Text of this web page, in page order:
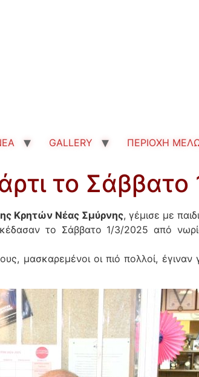
GALLERY ΠΕΡΙΟΧΗ
το
Κρητών Νέας Σμύρνης, γέμισε με
το Σάββατο 1/3/2025 από
μασκαρεμένοι οι πιό πολλοί, έγιναν